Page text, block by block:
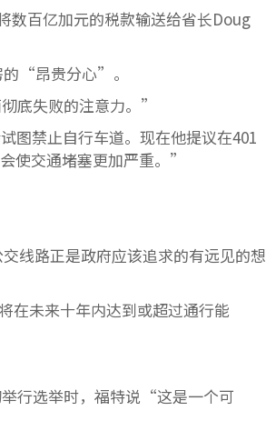
百亿加元的税款输送给省长Doug
的“昂贵分心”。
底失败的注意力。”
图禁止自行车道。现在他提议在401
使交通堵塞更加严重。”
线路正是政府应该追求的有远见的想
在未来十年内达到或超过通行能
行选举时，福特说“这是一个可